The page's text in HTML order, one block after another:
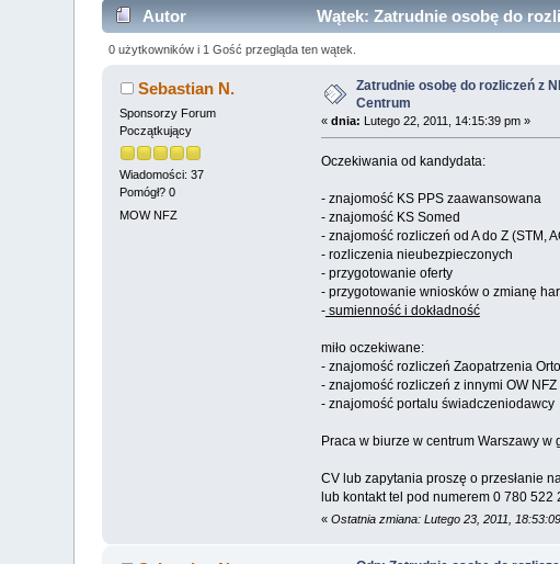
Autor Wątek: Zatrudnie osobę do
0 użytkowników i 1 Gość przegląda ten wątek.
Sebastian N.
Sponsorzy Forum
Początkujący
Wiadomości: 37
Pomógł? 0
MOW NFZ
Zatrudnie osobę do rozliczeń z
Centrum
« dnia: Lutego 22, 2011, 14:15:39 pm »
Oczekiwania od kandydata:
- znajomość KS PPS zaawansowana
- znajomość KS Somed
- znajomość rozliczeń od A do Z (STM,
- rozliczenia nieubezpieczonych
- przygotowanie oferty
- przygotowanie wniosków o zmianę
-sumienność i dokładność
miło oczekiwane:
- znajomość rozliczeń Zaopatrzenia
- znajomość rozliczeń z innymi OW NFZ
- znajomość portalu świadczeniodawcy
Praca w biurze w centrum Warszawy w
CV lub zapytania proszę o przesłanie
lub kontakt tel pod numerem 0 780 522
« Ostatnia zmiana: Lutego 23, 2011,